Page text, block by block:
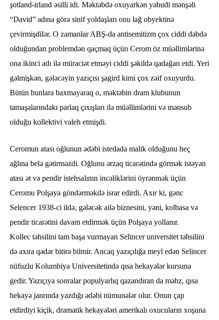
şotland-irland əsilli idi. Məktəbdə oxuyarkən yəhudi mənşəli
“David” adına görə sinif yoldaşları onu lağ obyektinə
çevirmişdilər. O zamanlar ABŞ-da antisemitizm çox ciddi dəbdə
olduğundan problemdən qaçmaq üçün Cerom öz müəllimlərinə
ona ikinci adı ilə müraciət etməyi ciddi şəkildə qadağan etdi. Yeri
gəlmişkən, gələcəyin yazıçısı şagird kimi çox zəif oxuyurdu.
Bütün bunlara baxmayaraq o, məktəbin dram klubunun
tamaşalarındakı parlaq çıxışları ilə müəllimlərini və mənsub
olduğu kollektivi valeh etmişdi.
Ceromun atası oğlunun ədəbi istedada malik olduğunu heç
ağlına belə gətirməzdi. Oğlunu ərzaq ticarətində görmək istəyən
atası ət və pendir istehsalının incəliklərini öyrənmək üçün
Ceromu Polşaya göndərməkdə israr edirdi. Axır ki, gənc
Selencer 1938-ci ildə, gələcək ailə biznesini, yəni, kolbasa və
pendir ticarətini davam etdirmək üçün Polşaya yollanır.
Kollec təhsilini tam başa vurmayan Selincer universitet təhsilini
də axıra qədər bitirə bilmir. Ancaq yazıçılığa meyl edən Selincer
nüfuzlu Kolumbiya Universitetində qısa hekayələr kursuna
gedir. Yazıçıya sonralar populyarlıq qazandıran da məhz, qısa
hekayə janrında yazdığı ədəbi nümunələr olur. Onun çap
etdirdiyi kiçik, dramatik hekayələri amerikalı oxucuların xoşuna